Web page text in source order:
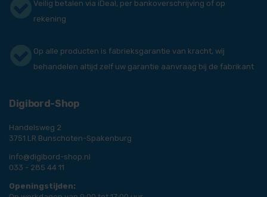
Veilig betalen via iDeal, per bankoverschrijving of op
rekening
Op alle producten is fabrieksgarantie van kracht, wij
behandelen altijd zelf uw garantie aanvraag bij de fabrikant
Digibord-Shop
Handelsweg 2
3751 LR Bunschoten-Spakenburg
info@digibord-shop.nl
033 - 285 44 11
Openingstijden: